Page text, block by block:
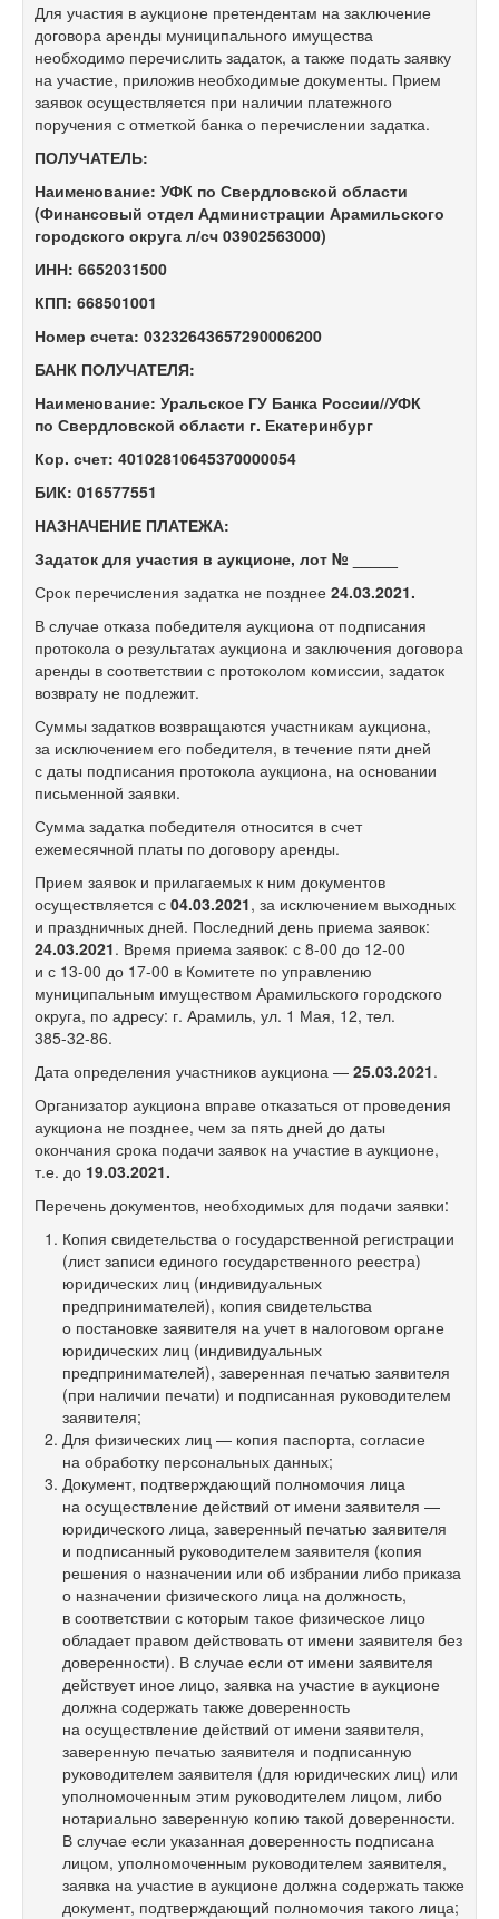
Для участия в аукционе претендентам на заключение
договора аренды муниципального имущества
необходимо перечислить задаток, а также подать заявку
на участие, приложив необходимые документы. Прием
заявок осуществляется при наличии платежного
поручения с отметкой банка о перечислении задатка.
ПОЛУЧАТЕЛЬ:
Наименование: УФК по Свердловской области
(Финансовый отдел Администрации Арамильского
городского округа л/сч 03902563000)
ИНН: 6652031500
КПП: 668501001
Номер счета: 03232643657290006200
БАНК ПОЛУЧАТЕЛЯ:
Наименование: Уральское ГУ Банка России//УФК
по Свердловской области г. Екатеринбург
Кор. счет: 40102810645370000054
БИК: 016577551
НАЗНАЧЕНИЕ ПЛАТЕЖА:
Задаток для участия в аукционе, лот № _____
Срок перечисления задатка не позднее 24.03.2021.
В случае отказа победителя аукциона от подписания
протокола о результатах аукциона и заключения договора
аренды в соответствии с протоколом комиссии, задаток
возврату не подлежит.
Суммы задатков возвращаются участникам аукциона,
за исключением его победителя, в течение пяти дней
с даты подписания протокола аукциона, на основании
письменной заявки.
Сумма задатка победителя относится в счет
ежемесячной платы по договору аренды.
Прием заявок и прилагаемых к ним документов
осуществляется с 04.03.2021, за исключением выходных
и праздничных дней. Последний день приема заявок:
24.03.2021. Время приема заявок: с 8-00 до 12‑00
и с 13-00 до 17-00 в Комитете по управлению
муниципальным имуществом Арамильского городского
округа, по адресу: г. Арамиль, ул. 1 Мая, 12, тел.
385-32-86.
Дата определения участников аукциона — 25.03.2021.
Организатор аукциона вправе отказаться от проведения
аукциона не позднее, чем за пять дней до даты
окончания срока подачи заявок на участие в аукционе,
т.е. до 19.03.2021.
Перечень документов, необходимых для подачи заявки:
Копия свидетельства о государственной регистрации
(лист записи единого государственного реестра)
юридических лиц (индивидуальных
предпринимателей), копия свидетельства
о постановке заявителя на учет в налоговом органе
юридических лиц (индивидуальных
предпринимателей), заверенная печатью заявителя
(при наличии печати) и подписанная руководителем
заявителя;
Для физических лиц — копия паспорта, согласие
на обработку персональных данных;
Документ, подтверждающий полномочия лица
на осуществление действий от имени заявителя —
юридического лица, заверенный печатью заявителя
и подписанный руководителем заявителя (копия
решения о назначении или об избрании либо приказа
о назначении физического лица на должность,
в соответствии с которым такое физическое лицо
обладает правом действовать от имени заявителя без
доверенности). В случае если от имени заявителя
действует иное лицо, заявка на участие в аукционе
должна содержать также доверенность
на осуществление действий от имени заявителя,
заверенную печатью заявителя и подписанную
руководителем заявителя (для юридических лиц) или
уполномоченным этим руководителем лицом, либо
нотариально заверенную копию такой доверенности.
В случае если указанная доверенность подписана
лицом, уполномоченным руководителем заявителя,
заявка на участие в аукционе должна содержать также
документ, подтверждающий полномочия такого лица;